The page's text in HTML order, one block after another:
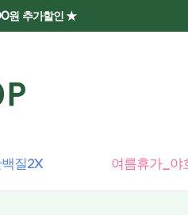
원 추가할인 ★
질2X 여름휴가_야